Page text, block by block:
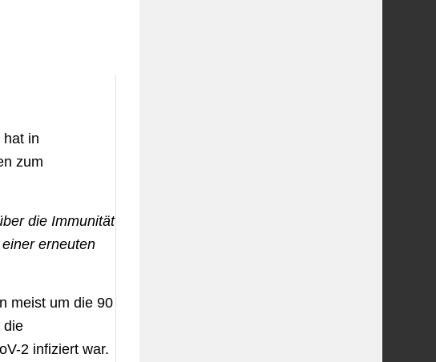
hat in
zum
die Immunität
erneuten
meist um die 90
die
2 infiziert war.